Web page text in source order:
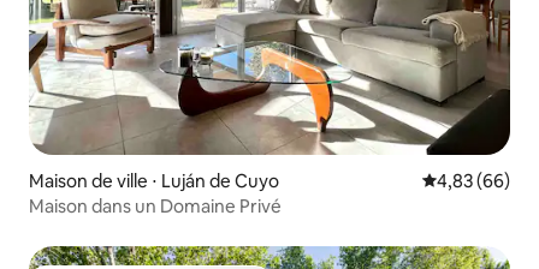
Maison de ville ⋅ Luján de Cuyo Évaluation
4,83 (66)
Maison dans un Domaine Privé